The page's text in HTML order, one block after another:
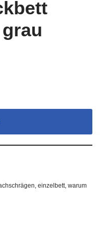
, einzelbett, warum